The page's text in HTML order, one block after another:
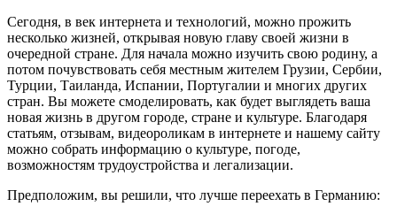
Сегодня, в век интернета и технологий, можно прожить
несколько жизней, открывая новую главу своей жизни в
очередной стране. Для начала можно изучить свою родину, а
потом почувствовать себя местным жителем Грузии, Сербии,
Турции, Таиланда, Испании, Португалии и многих других
стран. Вы можете смоделировать, как будет выглядеть ваша
новая жизнь в другом городе, стране и культуре. Благодаря
статьям, отзывам, видеороликам в интернете и нашему сайту
можно собрать информацию о культуре, погоде,
возможностям трудоустройства и легализации.
Предположим, вы решили, что лучше переехать в Германию: